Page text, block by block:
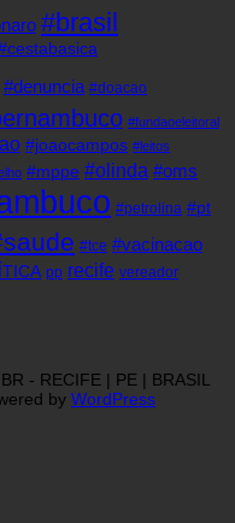
#brasil
#denuncia #doacao
#fundaoeleitoral
#joaocampos #leitos
#mppe #olinda #oms
#petrolina #pt
#tce #vacinacao
pp recife vereador
- RECIFE | PE | BRASIL
by WordPress